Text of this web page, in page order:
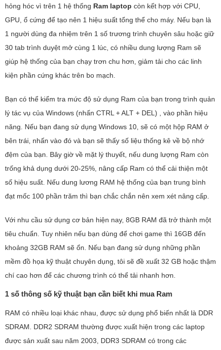
hỏng hóc vì trên 1 hệ thống Ram laptop còn kết hợp với CPU,
GPU, ổ cứng để tạo nên 1 hiệu suất tổng thể cho máy. Nếu bạn là
1 người dùng đa nhiệm trên 1 số trương trình chuyên sâu hoặc giữ
30 tab trình duyệt mở cùng 1 lúc, có nhiều dung lượng Ram sẽ
giúp hệ thống của bạn chạy trơn chu hơn, giảm tải cho các linh
kiện phần cứng khác trên bo mạch.
Bạn có thể kiểm tra mức độ sử dụng Ram của bạn trong trình quản
lý tác vụ của Windows (nhấn CTRL + ALT + DEL) , vào phần hiệu
năng. Nếu bạn đang sử dụng Windows 10, sẽ có một hộp RAM ở
bên trái, nhấn vào đó và bạn sẽ thấy số liệu thống kê về bộ nhớ
đệm của bạn. Bây giờ về mặt lý thuyết, nếu dung lượng Ram còn
trống khả dụng dưới 20-25%, nâng cấp Ram có thể cải thiện một
số hiệu suất. Nếu dung lương RAM hệ thống của bạn trung bình
đạt mốc 100 phần trăm thì bạn chắc chắn nên xem xét nâng cấp.
Với nhu cầu sử dụng cơ bản hiện nay, 8GB RAM đã trở thành một
tiêu chuẩn. Tuy nhiên nếu bạn dùng để chơi game thì 16GB đến
khoảng 32GB RAM sẽ ổn. Nếu bạn đang sử dụng những phần
mềm đồ họa kỹ thuật chuyên dụng, tôi sẽ đề xuất 32 GB hoặc thậm
chí cao hơn để các chương trình có thể tải nhanh hơn.
1 số thông số kỹ thuật bạn cần biết khi mua Ram
RAM có nhiều loại khác nhau, được sử dụng phổ biến nhất là DDR
SDRAM. DDR2 SDRAM thường được xuất hiện trong các laptop
được sản xuất sau năm 2003, DDR3 SDRAM có trong các